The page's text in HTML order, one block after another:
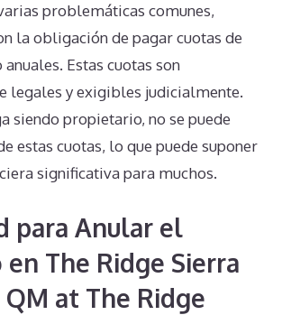
problemáticas comunes,
la obligación de pagar cuotas de
Estas cuotas son
legales y exigibles judicialmente.
siendo propietario, no se puede
estas cuotas, lo que puede suponer
significativa para muchos.
para Anular el
The Ridge Sierra
at The Ridge